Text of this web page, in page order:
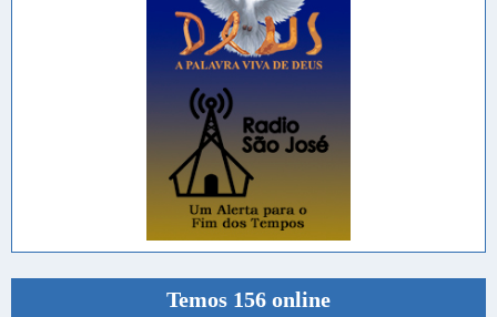
Temos 156 online